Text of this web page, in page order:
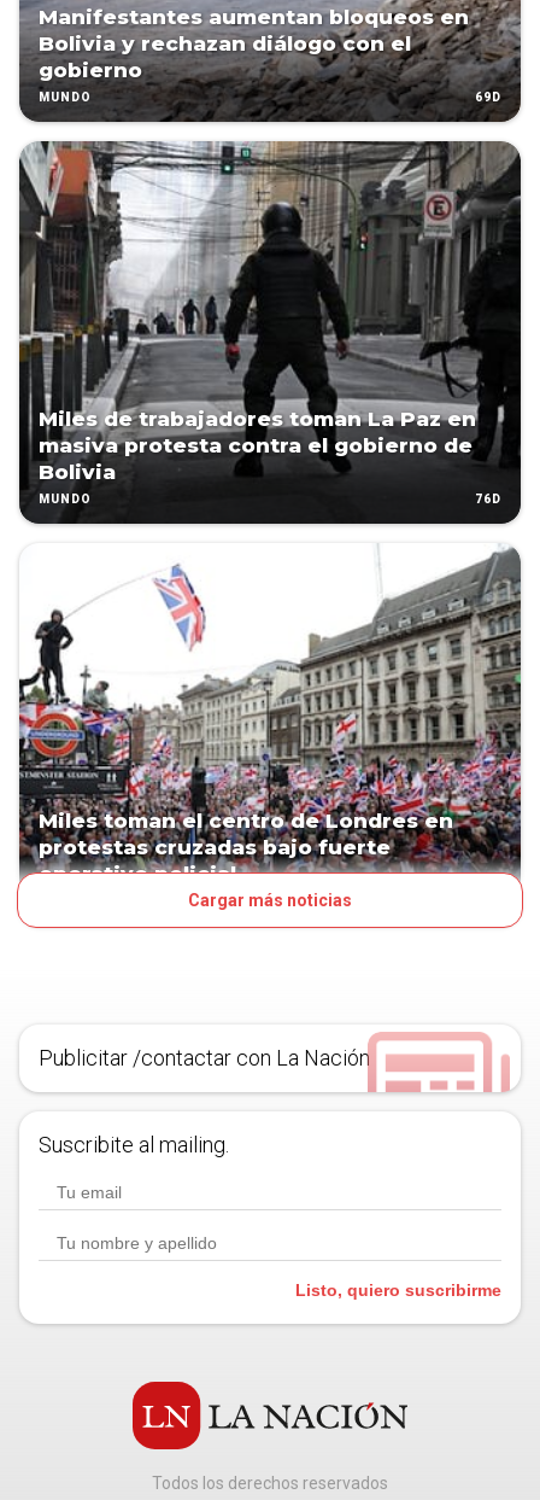
Manifestantes aumentan bloqueos en
Bolivia y rechazan diálogo con el
gobierno
MUNDO 69D
Miles de trabajadores toman La Paz en
masiva protesta contra el gobierno de
Bolivia
MUNDO 76D
Miles toman el centro de Londres en
protestas cruzadas bajo fuerte
operativo policial
Cargar más noticias
Publicitar /contactar con La Nación
Suscribite al mailing.
Listo, quiero suscribirme
Todos los derechos reservados